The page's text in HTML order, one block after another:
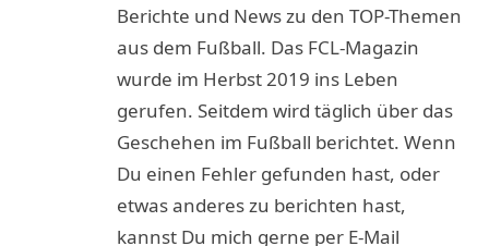
Berichte und News zu den TOP-Themen
aus dem Fußball. Das FCL-Magazin
wurde im Herbst 2019 ins Leben
gerufen. Seitdem wird täglich über das
Geschehen im Fußball berichtet. Wenn
Du einen Fehler gefunden hast, oder
etwas anderes zu berichten hast,
kannst Du mich gerne per E-Mail